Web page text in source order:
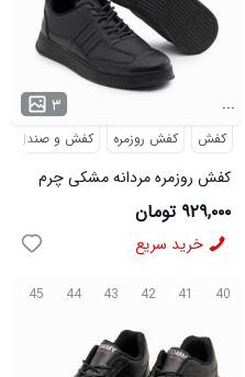
۳ ...
کفش کفش روزمره کفش و صندل
کفش روزمره مردانه مشکی چرم
مصنوعی بند دار مدل 49935
۹۲۹,۰۰۰ تومان
خرید سریع
40
41
42
43
44
45